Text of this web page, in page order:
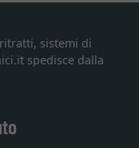
sistemi di
spedisce dalla